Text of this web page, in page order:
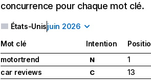
concurrence pour chaque mot clé.
États-Unisjuin 2026
Mot clé Intention
motortrend
N
1
car reviews
C
13